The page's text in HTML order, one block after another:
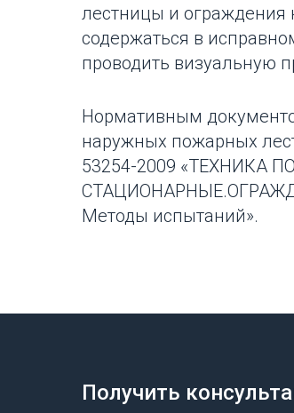
лестницы и
содержаться в
проводить визуальную
Нормативным
наружных пожарных
53254-2009
Методы испытаний».
Получить